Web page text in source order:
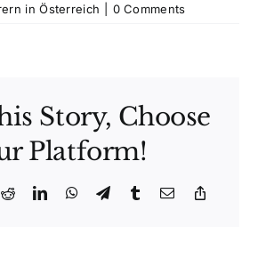
in Österreich
0 Comments
Story, Choose
Platform!
RedditLinkedInWhatsApp
TelegramTumblrEmail